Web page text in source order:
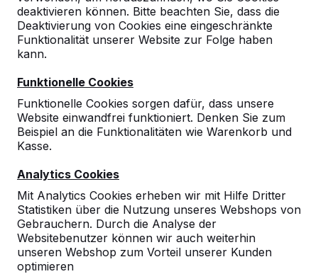
deaktivieren können. Bitte beachten Sie, dass die
Deaktivierung von Cookies eine eingeschränkte
Funktionalität unserer Website zur Folge haben
kann.
Funktionelle Cookies
Funktionelle Cookies sorgen dafür, dass unsere
Website einwandfrei funktioniert. Denken Sie zum
Beispiel an die Funktionalitäten wie Warenkorb und
Kasse.
Analytics Cookies
Mit Analytics Cookies erheben wir mit Hilfe Dritter
Statistiken über die Nutzung unseres Webshops von
Gebrauchern. Durch die Analyse der
Websitebenutzer können wir auch weiterhin
unseren Webshop zum Vorteil unserer Kunden
optimieren
Geen reviews gevonden voor deze